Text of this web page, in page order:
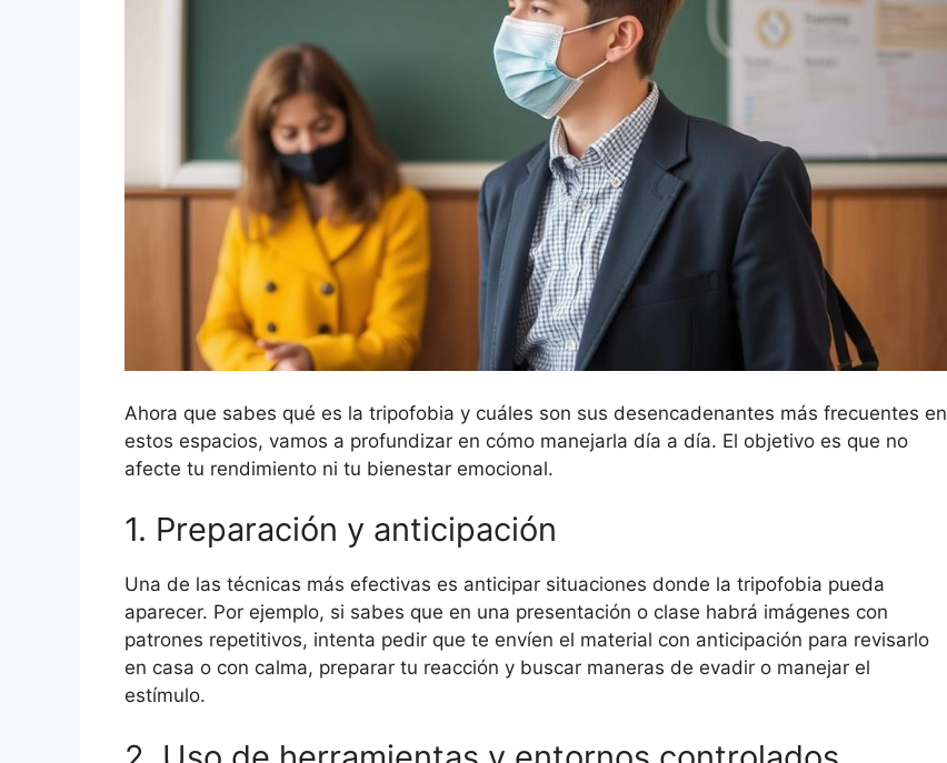
Ahora que sabes qué es la tripofobia y cuáles son sus desencadenantes más frecuentes en
estos espacios, vamos a profundizar en cómo manejarla día a día. El objetivo es que no
afecte tu rendimiento ni tu bienestar emocional.
1. Preparación y anticipación
Una de las técnicas más efectivas es anticipar situaciones donde la tripofobia pueda
aparecer. Por ejemplo, si sabes que en una presentación o clase habrá imágenes con
patrones repetitivos, intenta pedir que te envíen el material con anticipación para revisarlo
en casa o con calma, preparar tu reacción y buscar maneras de evadir o manejar el
estímulo.